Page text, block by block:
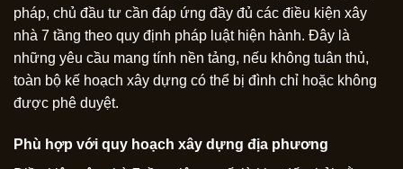
pháp, chủ đầu tư cần đáp ứng đầy đủ các điều kiện xây
nhà 7 tầng theo quy định pháp luật hiện hành. Đây là
những yêu cầu mang tính nền tảng, nếu không tuân thủ,
toàn bộ kế hoạch xây dựng có thể bị đình chỉ hoặc không
được phê duyệt.
Phù hợp với quy hoạch xây dựng địa phương